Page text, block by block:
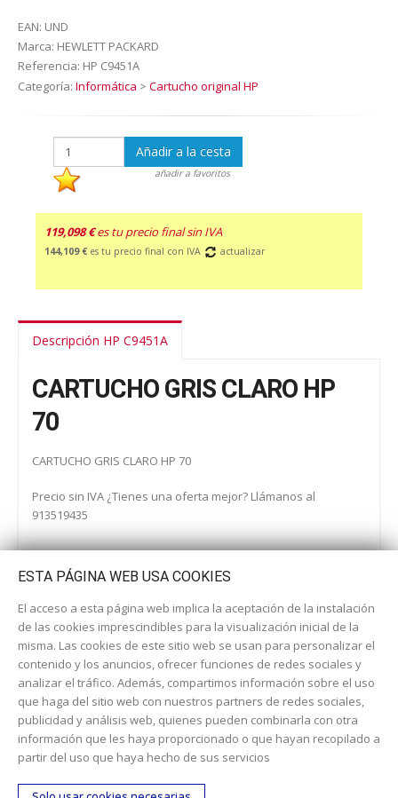
EAN: UND
Marca: HEWLETT PACKARD
Referencia: HP C9451A
Categoría: Informática > Cartucho original HP
Añadir a la cesta
añadir a favoritos
119,098 € es tu precio final sin IVA
144,109 € es tu precio final con IVA actualizar
Descripción HP C9451A
CARTUCHO GRIS CLARO HP
70
CARTUCHO GRIS CLARO HP 70
Precio sin IVA ¿Tienes una oferta mejor? Llámanos al
913519435
Dirección:c/ Cercedilla nº 14, 28925 Alcorcón
Email:contacta aquí
ESTA PÁGINA WEB USA COOKIES
El acceso a esta página web implica la aceptación de la instalación
de las cookies imprescindibles para la visualización inicial de la
misma. Las cookies de este sitio web se usan para personalizar el
contenido y los anuncios, ofrecer funciones de redes sociales y
analizar el tráfico. Además, compartimos información sobre el uso
que haga del sitio web con nuestros partners de redes sociales,
publicidad y análisis web, quienes pueden combinarla con otra
información que les haya proporcionado o que hayan recopilado a
partir del uso que haya hecho de sus servicios